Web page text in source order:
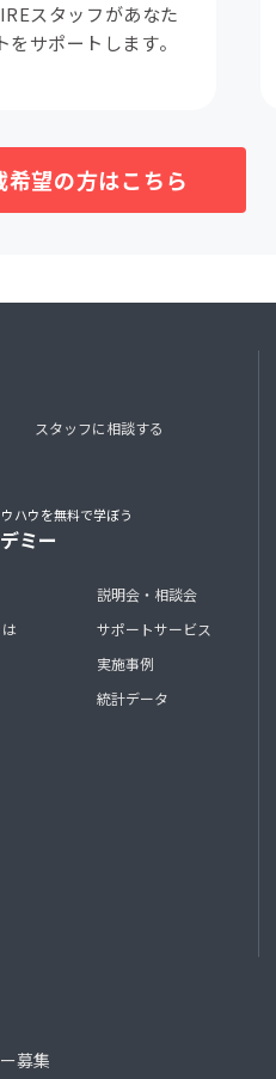
スタッフがあなた
サポートします。
希望の方はこちら
スタッフに相談する
ハウを無料で学ぼう
ミー
説明会・相談会
サポートサービス
実施事例
統計データ
募集